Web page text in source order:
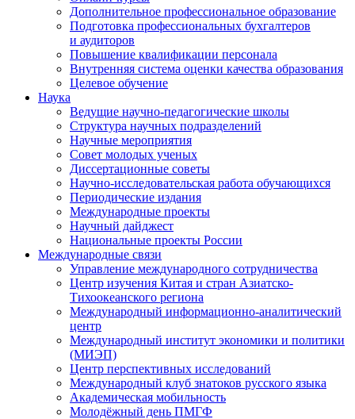
Дополнительное профессиональное образование
Подготовка профессиональных бухгалтеров
и аудиторов
Повышение квалификации персонала
Внутренняя система оценки качества образования
Целевое обучение
Наука
Ведущие научно-педагогические школы
Структура научных подразделений
Научные мероприятия
Совет молодых ученых
Диссертационные советы
Научно-исследовательская работа обучающихся
Периодические издания
Международные проекты
Научный дайджест
Национальные проекты России
Международные связи
Управление международного сотрудничества
Центр изучения Китая и стран Азиатско-
Тихоокеанского региона
Международный информационно-аналитический
центр
Международный институт экономики и политики
(МИЭП)
Центр перспективных исследований
Международный клуб знатоков русского языка
Академическая мобильность
Молодёжный день ПМГФ